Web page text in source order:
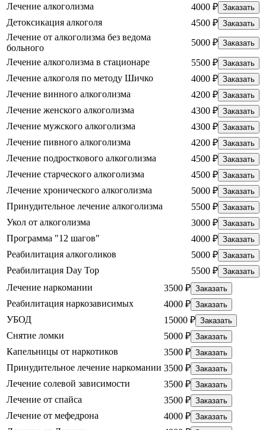
Лечение алкоголизма 4000 ₽ Заказать
Детоксикация алкоголя 4500 ₽ Заказать
Лечение от алкоголизма без ведома
больного
5000 ₽ Заказать
Лечение алкоголизма в стационаре 5500 ₽ Заказать
Лечение алкоголя по методу Шичко 4000 ₽ Заказать
Лечение винного алкоголизма 4200 ₽ Заказать
Лечение женского алкоголизма 4300 ₽ Заказать
Лечение мужского алкоголизма 4300 ₽ Заказать
Лечение пивного алкоголизма 4200 ₽ Заказать
Лечение подросткового алкоголизма 4500 ₽ Заказать
Лечение старческого алкоголизма 4500 ₽ Заказать
Лечение хронического алкоголизма 5000 ₽ Заказать
Принудительное лечение алкоголизма 5500 ₽ Заказать
Укол от алкоголизма 3000 ₽ Заказать
Программа "12 шагов" 4000 ₽ Заказать
Реабилитация алкоголиков 5000 ₽ Заказать
Реабилитация Day Top 5500 ₽ Заказать
Лечение наркомании 3500 ₽ Заказать
Реабилитация наркозависимых 4000 ₽ Заказать
УБОД 15000 ₽ Заказать
Снятие ломки 5000 ₽ Заказать
Капельницы от наркотиков 3500 ₽ Заказать
Принудительное лечение наркомании 3500 ₽ Заказать
Лечение солевой зависимости 3500 ₽ Заказать
Лечение от спайса 3500 ₽ Заказать
Лечение от мефедрона 4000 ₽ Заказать